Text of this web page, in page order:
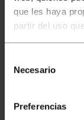
que les haya
partir del uso
Necesario
Preferencias
Description
Câble USB
transfère
Gbps. Il
utilise une
intelligente